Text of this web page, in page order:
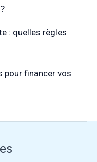
: quelles règles
pour financer vos